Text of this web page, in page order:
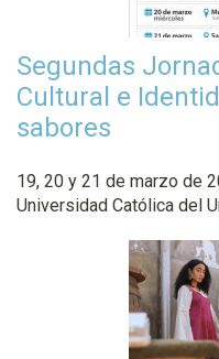
Segundas
Cultural e
sabores
19, 20 y 21 de marzo de
Universidad Católica del